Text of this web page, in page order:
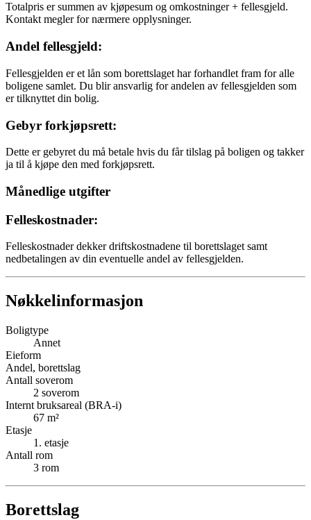
Totalpris er summen av kjøpesum og omkostninger + fellesgjeld.
Kontakt megler for nærmere opplysninger.
Andel fellesgjeld:
Fellesgjelden er et lån som borettslaget har forhandlet fram for alle
boligene samlet. Du blir ansvarlig for andelen av fellesgjelden som
er tilknyttet din bolig.
Gebyr forkjøpsrett:
Dette er gebyret du må betale hvis du får tilslag på boligen og takker
ja til å kjøpe den med forkjøpsrett.
Månedlige utgifter
Felleskostnader:
Felleskostnader dekker driftskostnadene til borettslaget samt
nedbetalingen av din eventuelle andel av fellesgjelden.
Nøkkelinformasjon
Boligtype
Annet
Eieform
Andel, borettslag
Antall soverom
2 soverom
Internt bruksareal (BRA-i)
67 m²
Etasje
1 . etasje
Antall rom
3 rom
Borettslag